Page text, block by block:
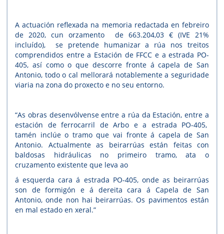
A actuación reflexada na memoria redactada en febreiro
de 2020, cun orzamento de 663.204,03 € (IVE 21%
incluído), se pretende humanizar a rúa nos treitos
comprendidos entre a Estación de FFCC e a estrada PO-
405, así como o que descorre fronte á capela de San
Antonio, todo o cal mellorará notablemente a seguridade
viaria na zona do proxecto e no seu entorno.
“As obras desenvólvense entre a rúa da Estación, entre a
estación de ferrocarril de Arbo e a estrada PO-405,
tamén inclúe o tramo que vai fronte á capela de San
Antonio. Actualmente as beirarrúas están feitas con
baldosas hidráulicas no primeiro tramo, ata o
cruzamento existente que leva ao
á esquerda cara á estrada PO-405, onde as beirarrúas
son de formigón e á dereita cara á Capela de San
Antonio, onde non hai beirarrúas. Os pavimentos están
en mal estado en xeral.”